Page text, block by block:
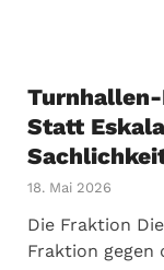
Statt
18. Mai 2026
Die Fraktion
Fraktion gegen